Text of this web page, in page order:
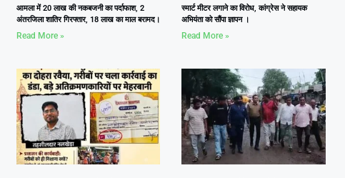
आमला में 20 लाख की नकबजनी का पर्दाफाश, 2
अंतरजिला शातिर गिरफ्तार, 18 लाख का माल बरामद।
Read More »
स्मार्ट मीटर लगाने का विरोध, कांग्रेस ने सहायक
अभियंता को सौंपा ज्ञापन ।
Read More »